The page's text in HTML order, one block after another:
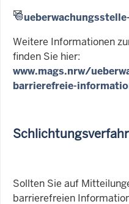
Weitere Informationen
finden Sie hier:
www.mags.nrw/
barrierefreie-
Sollten Sie auf
barrierefreien